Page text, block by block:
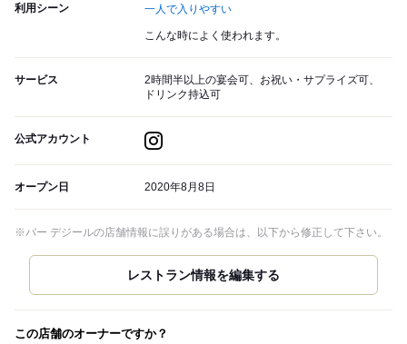
利用シーン 一人で入りやすい
こんな時によく使われます。
サービス
2時間半以上の宴会可、お祝い・サプライズ可、
ドリンク持込可
公式アカウント
オープン日 2020年8月8日
※バー デジールの店舗情報に誤りがある場合は、以下から修正して下さい。
この店舗のオーナーですか？